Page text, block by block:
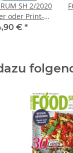
SH 2/2020
oder Print-
€ *